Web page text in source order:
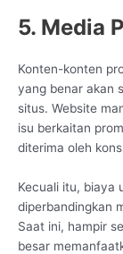
5. Media
Konten-konten
yang benar akan
situs. Website
isu berkaitan
diterima oleh
Kecuali itu, biaya
diperbandingkan
Saat ini, hampir
besar